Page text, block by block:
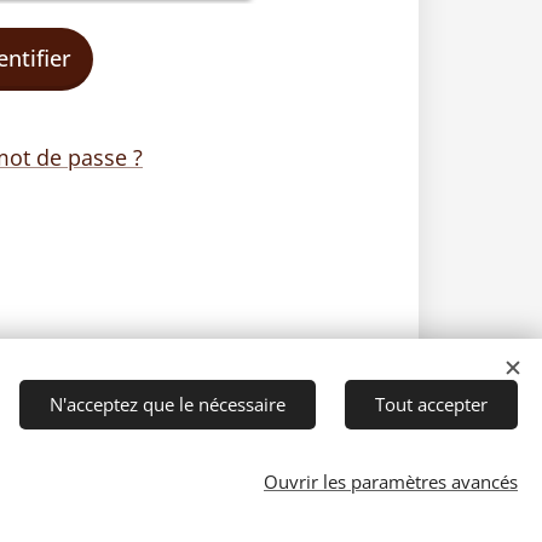
de passe ?
N'acceptez que le nécessaire Tout accepter
Ouvrir les paramètres avancés